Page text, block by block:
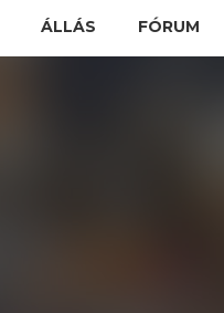
ÁLLÁS FÓRUM